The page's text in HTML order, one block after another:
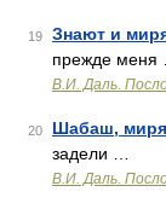
19 Знают и
прежде меня
В.И. Даль.
20 Шабаш,
задели …
В.И. Даль.